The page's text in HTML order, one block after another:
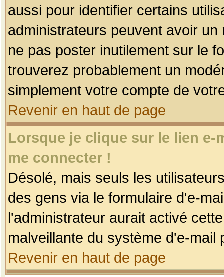
aussi pour identifier certains
administrateurs peuvent avoir
ne pas poster inutilement sur le
trouverez probablement un
simplement votre compte de
Revenir en haut de page
Lorsque je clique sur le lien
me connecter !
Désolé, mais seuls les
des gens via le formulaire d'e-
l'administrateur aurait activé
malveillante du système d'e-
Revenir en haut de page